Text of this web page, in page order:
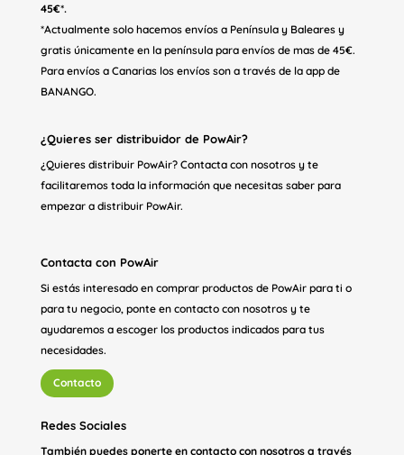
45€*.
*Actualmente solo hacemos envíos a Península y Baleares y
gratis únicamente en la península para envíos de mas de 45€.
Para envíos a Canarias los envíos son a través de la app de
BANANGO.
¿Quieres ser distribuidor de PowAir?
¿Quieres distribuir PowAir? Contacta con nosotros y te
facilitaremos toda la información que necesitas saber para
empezar a distribuir PowAir.
Contacta con PowAir
Si estás interesado en comprar productos de PowAir para ti o
para tu negocio, ponte en contacto con nosotros y te
ayudaremos a escoger los productos indicados para tus
necesidades.
Contacto
Redes Sociales
También puedes ponerte en contacto con nosotros a través